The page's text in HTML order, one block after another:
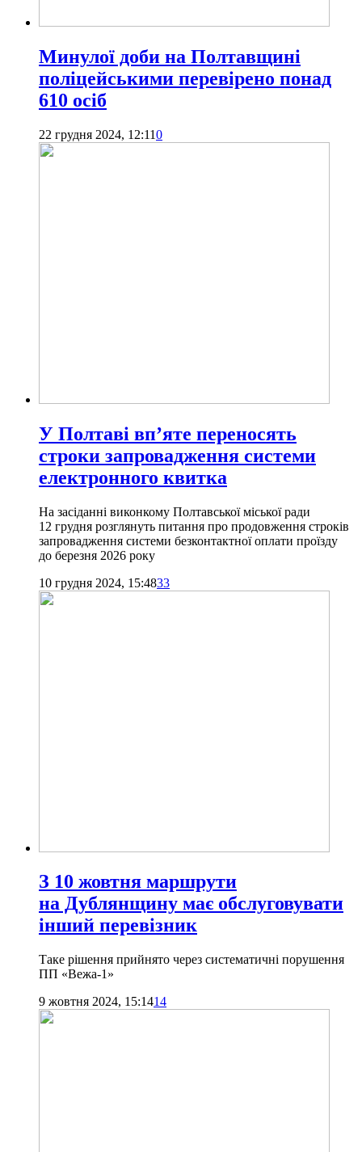
Минулої доби на Полтавщині
поліцейськими перевірено понад
610 осіб
22 грудня 2024, 12:110
У Полтаві вп’яте переносять
строки запровадження системи
електронного квитка
На засіданні виконкому Полтавської міської ради
12 грудня розглянуть питання про продовження строків
запровадження системи безконтактної оплати проїзду
до березня 2026 року
10 грудня 2024, 15:4833
З 10 жовтня маршрути
на Дублянщину має обслуговувати
інший перевізник
Таке рішення прийнято через систематичні порушення
ПП «Вежа-1»
9 жовтня 2024, 15:1414